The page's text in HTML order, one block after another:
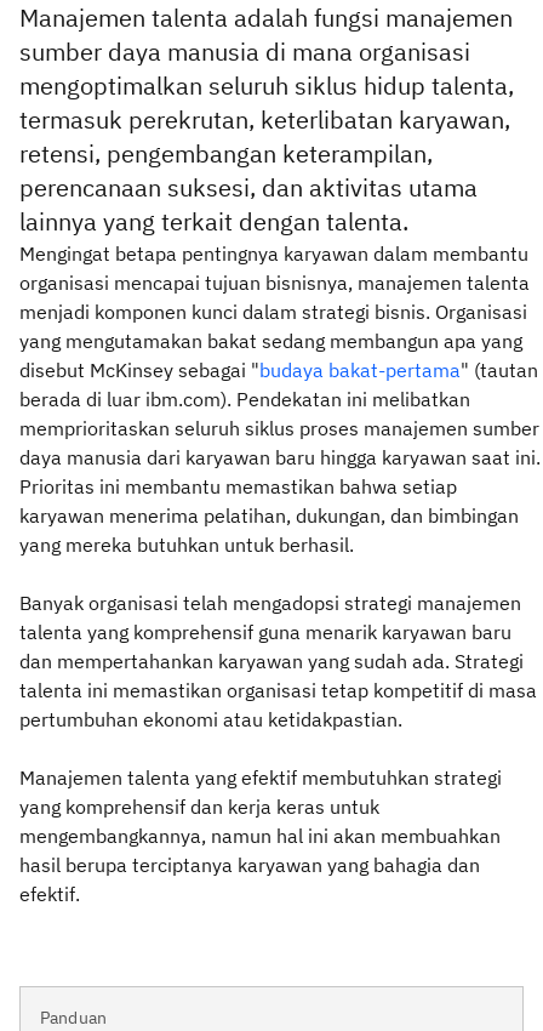
Manajemen talenta adalah fungsi manajemen
sumber daya manusia di mana organisasi
mengoptimalkan seluruh siklus hidup talenta,
termasuk perekrutan, keterlibatan karyawan,
retensi, pengembangan keterampilan,
perencanaan suksesi, dan aktivitas utama
lainnya yang terkait dengan talenta.
Mengingat betapa pentingnya karyawan dalam membantu
organisasi mencapai tujuan bisnisnya, manajemen talenta
menjadi komponen kunci dalam strategi bisnis. Organisasi
yang mengutamakan bakat sedang membangun apa yang
disebut McKinsey sebagai "budaya bakat-pertama" (tautan
berada di luar ibm.com). Pendekatan ini melibatkan
memprioritaskan seluruh siklus proses manajemen sumber
daya manusia dari karyawan baru hingga karyawan saat ini.
Prioritas ini membantu memastikan bahwa setiap
karyawan menerima pelatihan, dukungan, dan bimbingan
yang mereka butuhkan untuk berhasil.
Banyak organisasi telah mengadopsi strategi manajemen
talenta yang komprehensif guna menarik karyawan baru
dan mempertahankan karyawan yang sudah ada. Strategi
talenta ini memastikan organisasi tetap kompetitif di masa
pertumbuhan ekonomi atau ketidakpastian.
Manajemen talenta yang efektif membutuhkan strategi
yang komprehensif dan kerja keras untuk
mengembangkannya, namun hal ini akan membuahkan
hasil berupa terciptanya karyawan yang bahagia dan
efektif.
Panduan